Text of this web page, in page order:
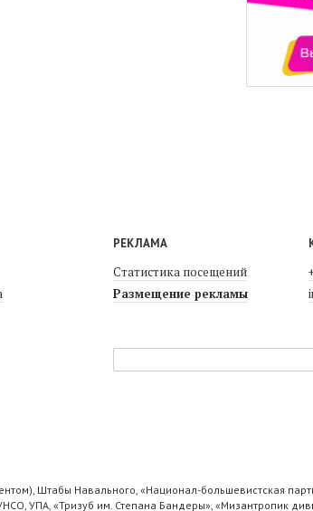
РЕКЛАМА
Статистика посещений
Размещение рекламы
Штабы Навального, «Национал-большевистская
УПА, «Тризуб им. Степана Бандеры», «Мизантропик